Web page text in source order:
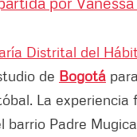
Distrital del
de Bogotá
La
barrio Padre